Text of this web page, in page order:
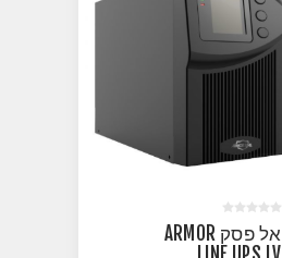
אל פסק ARMOR